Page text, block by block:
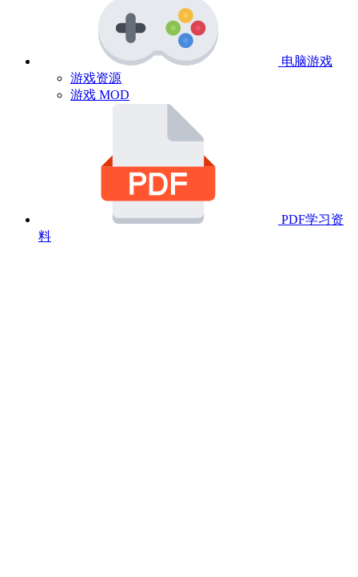
电脑游戏
游戏资源
游戏 MOD
PDF学习资
料